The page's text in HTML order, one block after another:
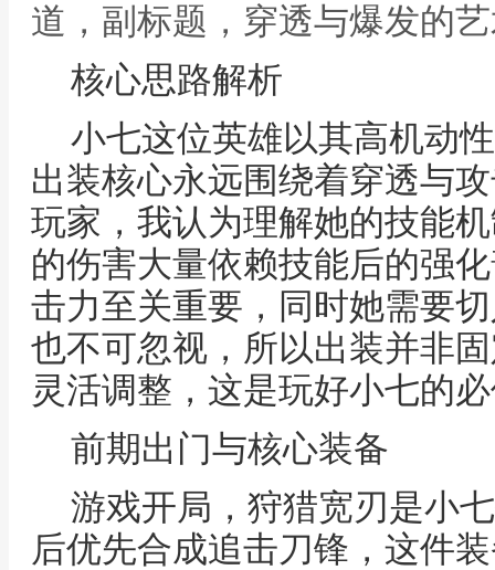
道，副标题，穿透与爆发的
核心思路解析
小七这位英雄以其高机动
出装核心永远围绕着穿透与
玩家，我认为理解她的技能
的伤害大量依赖技能后的强
击力至关重要，同时她需要
也不可忽视，所以出装并非
灵活调整，这是玩好小七的
前期出门与核心装备
游戏开局，狩猎宽刃是小
后优先合成追击刀锋，这件